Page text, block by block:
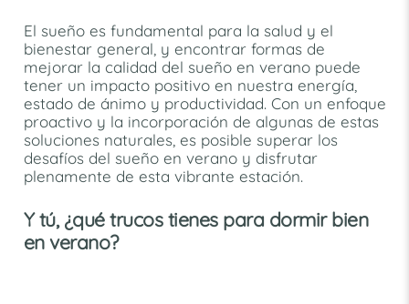
El sueño es fundamental para la salud y el
bienestar general, y encontrar formas de
mejorar la calidad del sueño en verano puede
tener un impacto positivo en nuestra energía,
estado de ánimo y productividad. Con un enfoque
proactivo y la incorporación de algunas de estas
soluciones naturales, es posible superar los
desafíos del sueño en verano y disfrutar
plenamente de esta vibrante estación.
Y tú, ¿qué trucos tienes para dormir bien
en verano?